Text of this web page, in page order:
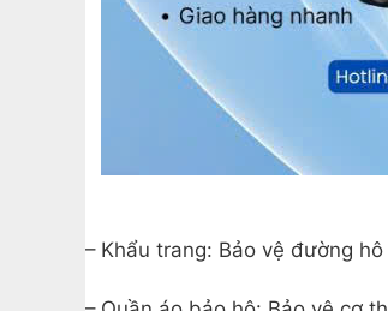
– Khẩu trang: Bảo vệ đường